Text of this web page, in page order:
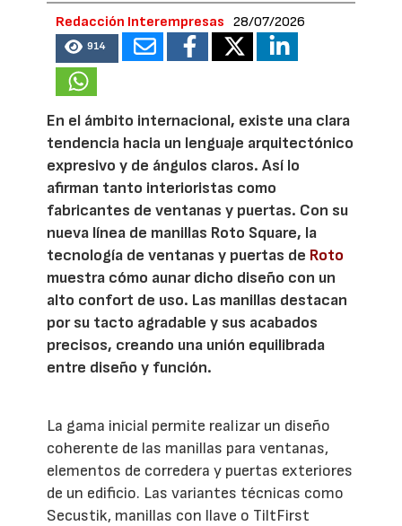
Redacción Interempresas 28/07/2026
914
En el ámbito internacional, existe una clara
tendencia hacia un lenguaje arquitectónico
expresivo y de ángulos claros. Así lo
afirman tanto interioristas como
fabricantes de ventanas y puertas. Con su
nueva línea de manillas Roto Square, la
tecnología de ventanas y puertas de Roto
muestra cómo aunar dicho diseño con un
alto confort de uso. Las manillas destacan
por su tacto agradable y sus acabados
precisos, creando una unión equilibrada
entre diseño y función.
La gama inicial permite realizar un diseño
coherente de las manillas para ventanas,
elementos de corredera y puertas exteriores
de un edificio. Las variantes técnicas como
Secustik, manillas con llave o TiltFirst